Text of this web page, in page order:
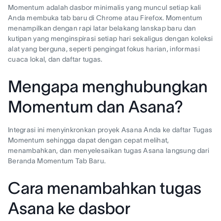
Momentum adalah dasbor minimalis yang muncul setiap kali
Anda membuka tab baru di Chrome atau Firefox. Momentum
menampilkan dengan rapi latar belakang lanskap baru dan
kutipan yang menginspirasi setiap hari sekaligus dengan koleksi
alat yang berguna, seperti pengingat fokus harian, informasi
cuaca lokal, dan daftar tugas.
Mengapa menghubungkan
Momentum dan Asana?
Integrasi ini menyinkronkan proyek Asana Anda ke daftar Tugas
Momentum sehingga dapat dengan cepat melihat,
menambahkan, dan menyelesaikan tugas Asana langsung dari
Beranda Momentum Tab Baru.
Cara menambahkan tugas
Asana ke dasbor